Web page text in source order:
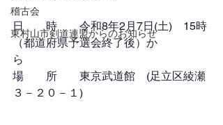
稽古会
東村山市剣道連盟からのお知らせ
日　　時 令和8年2月7日(土)　15時
（都道府県予選会終了後）か
ら
場　　所　　東京武道館　(足立区綾瀬
３－２０－１)